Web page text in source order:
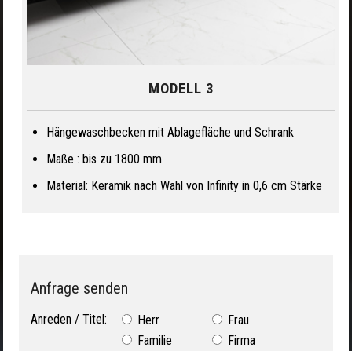
MODELL 3
Hängewaschbecken mit Ablagefläche und Schrank
Maße : bis zu 1800 mm
Material: Keramik nach Wahl von Infinity in 0,6 cm Stärke
Anfrage senden
Anreden / Titel: Herr
Frau
Familie
Firma